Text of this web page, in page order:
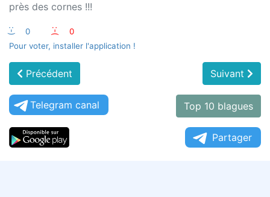
près des cornes !!!
:-) 0 :-(
0
Pour voter, installer l'application !
Précédent Suivant
Telegram canal Top 10 blagues
Partager